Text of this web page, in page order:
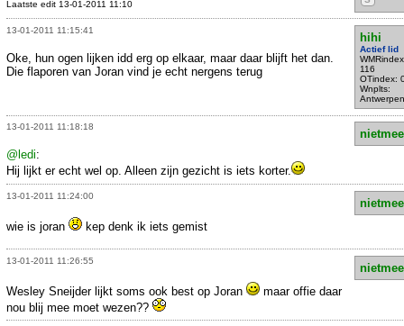
Laatste edit 13-01-2011 11:10
13-01-2011 11:15:41
hihi
Actief lid
116
OTindex:
Wnplts:
Antwerpen
Oke, hun ogen lijken idd erg op elkaar, maar daar blijft het dan.
Die flaporen van Joran vind je echt nergens terug
13-01-2011 11:18:18
@ledi:
Hij lijkt er echt wel op. Alleen zijn gezicht is iets korter.
13-01-2011 11:24:00
wie is joran
kep denk ik iets gemist
13-01-2011 11:26:55
Wesley Sneijder lijkt soms ook best op Joran
maar offie daar
nou blij mee moet wezen??